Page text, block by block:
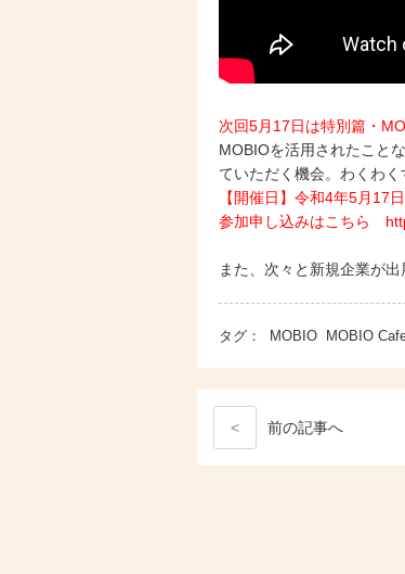
次回5月17日は特別篇・
MOBIOを活用されたこと
ていただく機会。わくわ
【開催日】令和4年5月
参加申し込みはこちら
また、次々と新規企業が
タグ： MOBIO MOBIO
< 前の記事へ